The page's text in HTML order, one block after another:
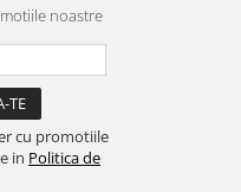
noastre
cu promotiile
in Politica de